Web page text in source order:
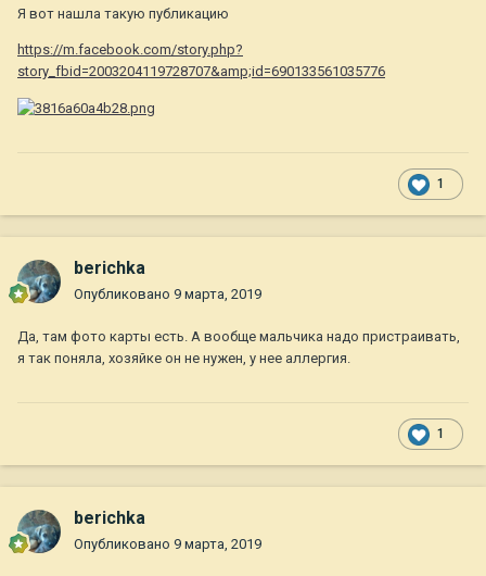
Я вот нашла такую публикацию
https://m.facebook.com/story.php?
story_fbid=2003204119728707&amp;id=690133561035776
1
berichka
Опубликовано 9 марта, 2019
Да, там фото карты есть. А вообще мальчика надо пристраивать,
я так поняла, хозяйке он не нужен, у нее аллергия.
1
berichka
Опубликовано 9 марта, 2019